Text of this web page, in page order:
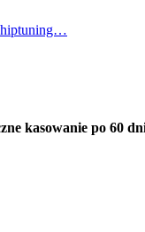
kasowanie po 60